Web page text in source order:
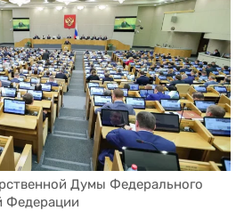
Думы Федерального
Федерации